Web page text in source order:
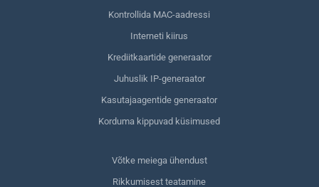
Kontrollida MAC-aadressi
Interneti kiirus
Krediitkaartide generaator
Juhuslik IP-generaator
Kasutajaagentide generaator
Korduma kippuvad küsimused
Võtke meiega ühendust
Rikkumisest teatamine